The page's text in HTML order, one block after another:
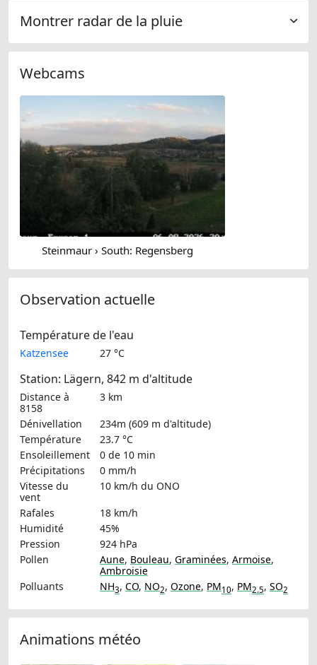
Montrer radar de la pluie
Webcams
Steinmaur › South: Regensberg
Observation actuelle
Température de l'eau
Katzensee 27 °C
Station: Lägern, 842 m d'altitude
Distance à
8158
3 km
Dénivellation
234m (609 m d'altitude)
Température
23.7 °C
Ensoleillement
0 de 10 min
Précipitations
0 mm/h
Vitesse du
vent
10 km/h du ONO
Rafales
18 km/h
Humidité
45%
Pression
924 hPa
Pollen
Aune, Bouleau, Graminées, Armoise,
Ambroisie
Polluants
NH3, CO, NO2, Ozone, PM10, PM2.5, SO2
Animations météo